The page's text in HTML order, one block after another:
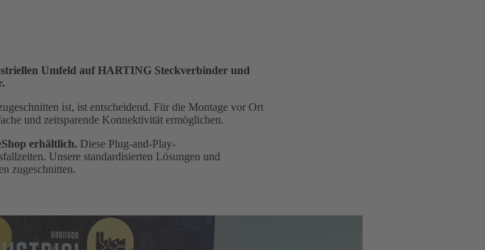
Umfeld auf HARTING Steckverbinder und
ist, ist entscheidend. Für die Montage vor Ort
und zeitsparende Konnektivität ermöglichen.
erhältlich. Diese Plug-and-Play-
Unsere standardisierten Lösungen und
zugeschnitten.